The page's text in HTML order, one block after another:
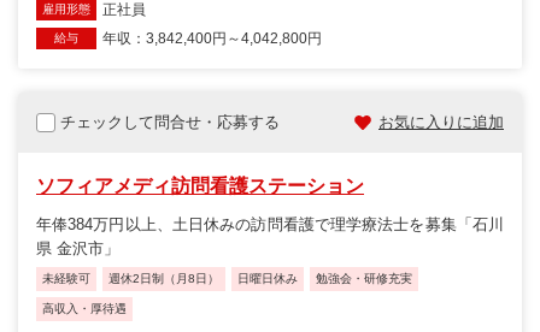
雇用形態 正社員
給与 年収：3,842,400円～4,042,800円
チェックして問合せ・応募する お気に入りに追加
ソフィアメディ訪問看護ステーション
年俸384万円以上、土日休みの訪問看護で理学療法士を募集「石川
県 金沢市」
未経験可 週休2日制（月8日） 日曜日休み 勉強会・研修充実
高収入・厚待遇